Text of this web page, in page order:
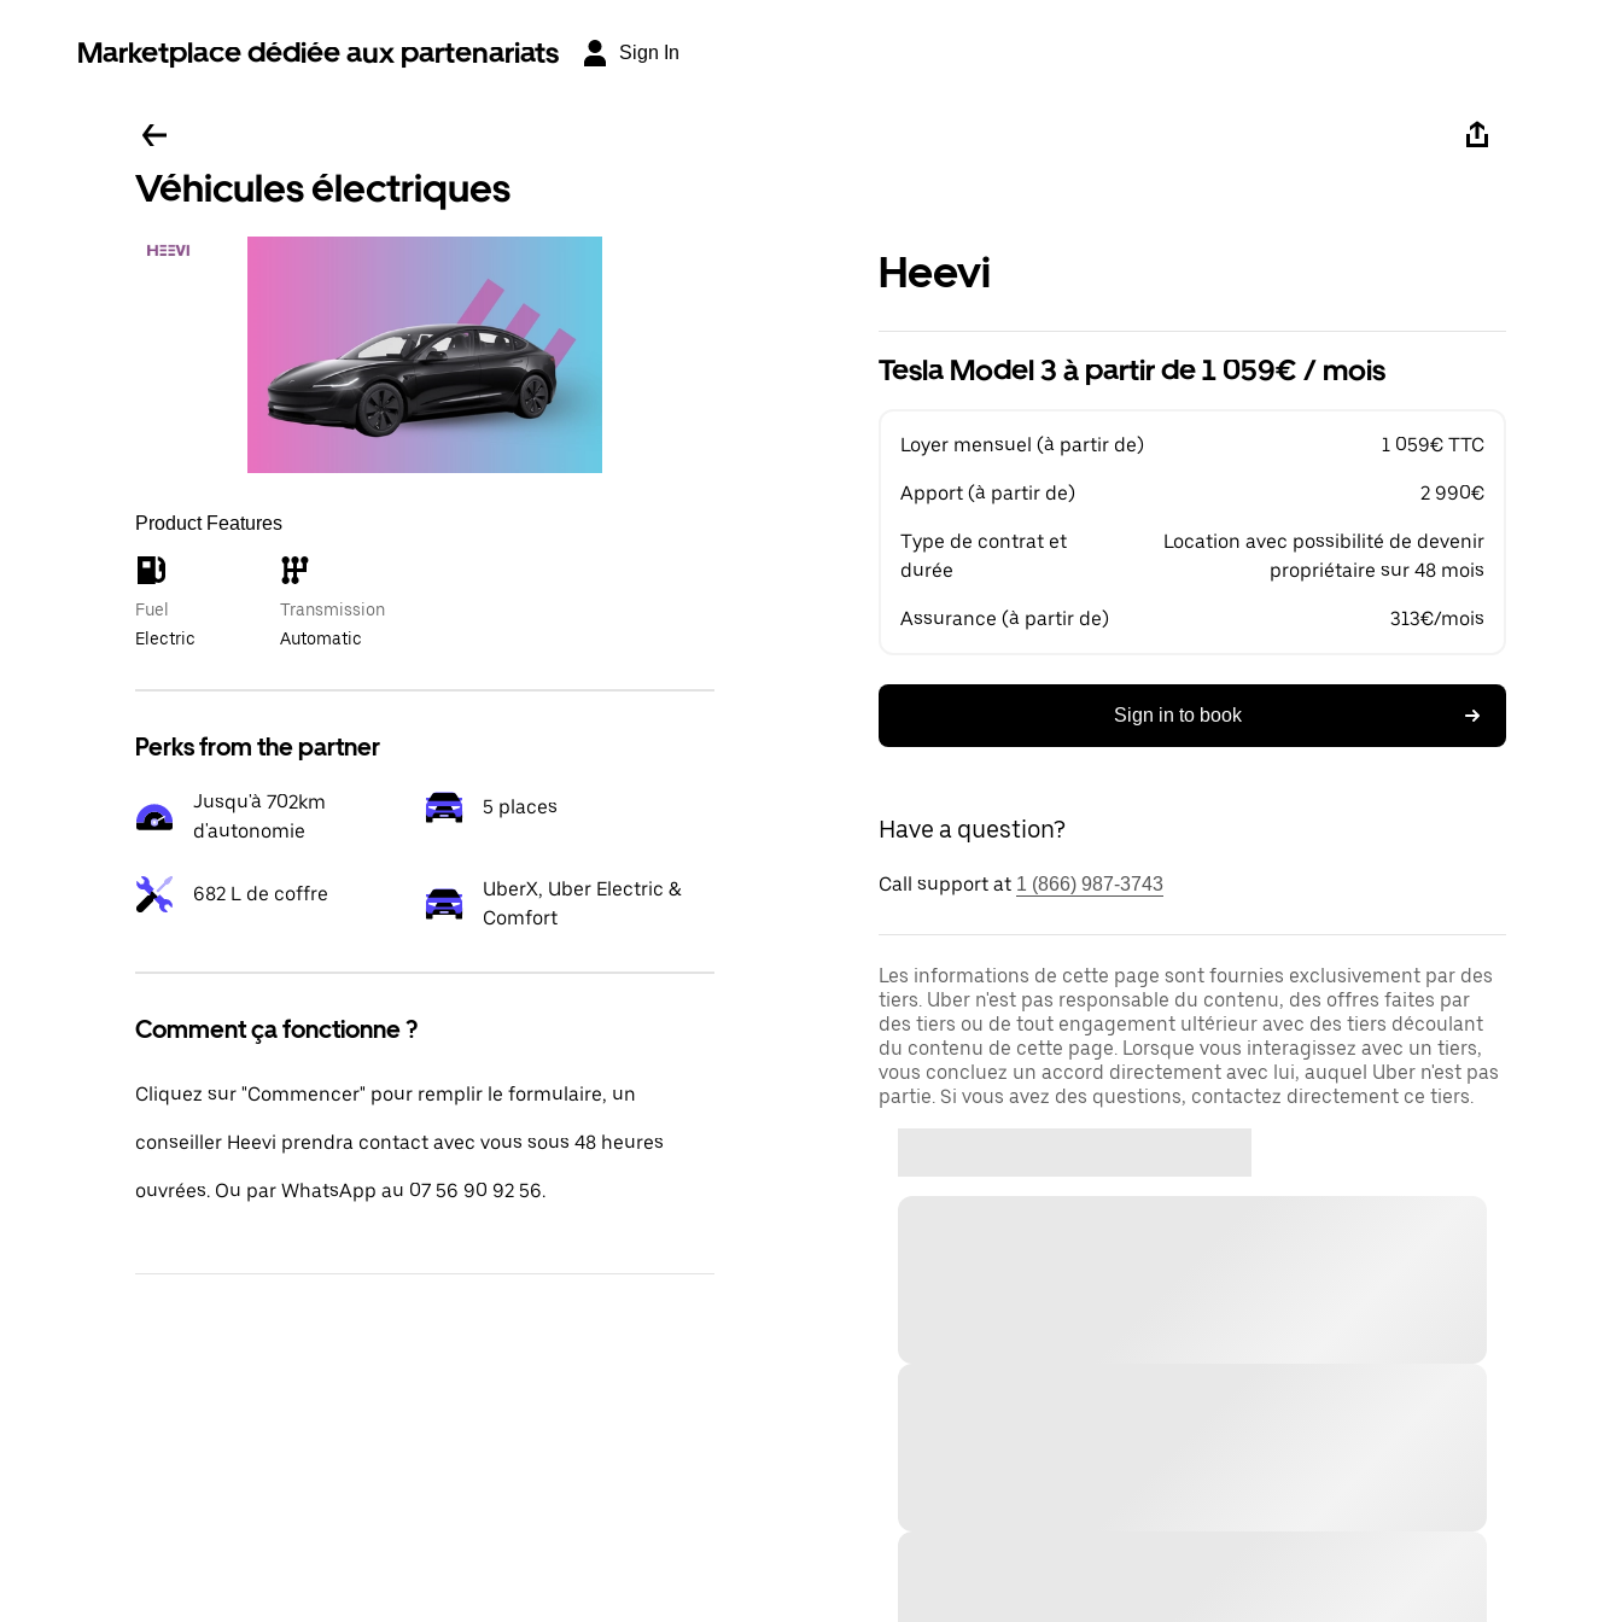
Marketplace dédiée aux partenariats Sign In
Véhicules électriques
Product Features
Fuel
Electric
Transmission
Automatic
Perks from the partner
Jusqu'à 702km
d'autonomie
5 places
682 L de coffre
UberX, Uber Electric &
Comfort
Comment ça fonctionne ?
Cliquez sur "Commencer" pour remplir le formulaire, un
conseiller Heevi prendra contact avec vous sous 48 heures
ouvrées. Ou par WhatsApp au 07 56 90 92 56.
Heevi
Tesla Model 3 à partir de 1 059€ / mois
Loyer mensuel (à partir de) 1 059€ TTC
Apport (à partir de) 2 990€
Type de contrat et
durée
Location avec possibilité de devenir
propriétaire sur 48 mois
Assurance (à partir de) 313€/mois
Sign in to book
Have a question?
Call support at 1 (866) 987-3743
Les informations de cette page sont fournies exclusivement par des
tiers. Uber n'est pas responsable du contenu, des offres faites par
des tiers ou de tout engagement ultérieur avec des tiers découlant
du contenu de cette page. Lorsque vous interagissez avec un tiers,
vous concluez un accord directement avec lui, auquel Uber n'est pas
partie. Si vous avez des questions, contactez directement ce tiers.